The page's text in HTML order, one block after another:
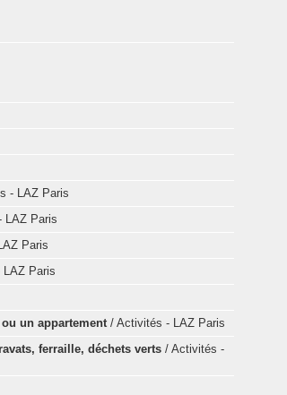
- LAZ Paris
LAZ Paris
Paris
Paris
un appartement / Activités - LAZ Paris
ferraille, déchets verts / Activités -